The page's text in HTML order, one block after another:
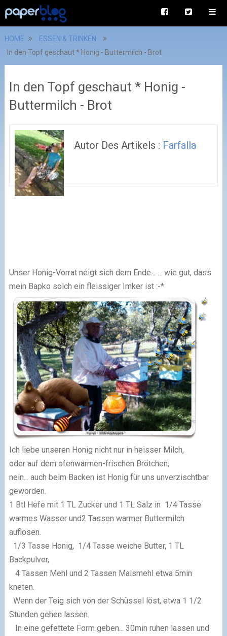
HOME
ESSEN & TRINKEN
In den Topf geschaut * Honig - Buttermilch - Brot
In den Topf geschaut * Honig -
Buttermilch - Brot
Autor Des Artikels : Farfalla
Unser Honig-Vorrat neigt sich dem Ende... ... wie gut, dass
mein Bapko solch ein fleissiger Imker ist :-*
Ich liebe unseren Honig nicht nur in heisser Milch,
oder auf dem ofenwarmen-frischen Brötchen,
nein... auch beim Backen ist Honig für uns unverzischtbar
geworden.
1 Btl Hefe mit 1 TL Zucker und 1 TL Salz in 1/4 Tasse
warmes Wasser und2 Tassen warmer Buttermilch
auflösen.
1/3 Tasse Honig, 1/4 Tasse weiche Butter, 1 TL
Backpulver,
4 Tassen Mehl und 2 Tassen Maismehl etwa 5min
kneten.
Wenn der Teig sich von der Schüssel löst, etwa 1 1/2
Stunden gehen lassen.
In eine gefettete Form geben... 30min ruhen lassen und